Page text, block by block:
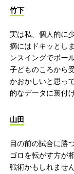
竹下
実は私、個人的に
摘にはドキッとし
ンスイングでボー
子どものころから
かおかしいと思っ
的なデータに裏付
山田
目の前の試合に勝
ゴロを転がす方が
戦術かもしれませ